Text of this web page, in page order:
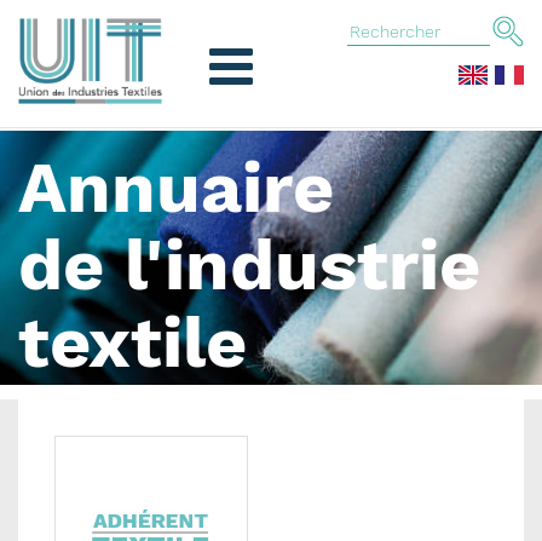
Annuaire
de l'industrie
textile